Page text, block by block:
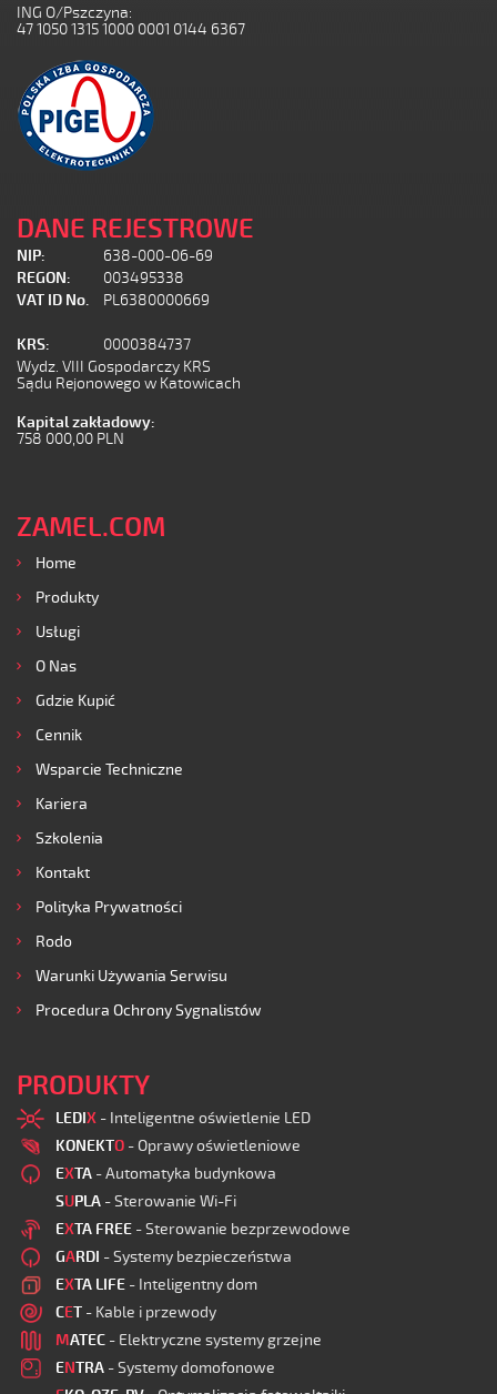
ING O/Pszczyna:
47 1050 1315 1000 0001 0144 6367
DANE REJESTROWE
NIP:
638-000-06-69
REGON:
003495338
VAT ID No.
PL6380000669
KRS:
0000384737
Wydz. VIII Gospodarczy KRS
Sądu Rejonowego w Katowicach
Kapital zakładowy:
758 000,00 PLN
ZAMEL.COM
Home
Produkty
Usługi
O Nas
Gdzie Kupić
Cennik
Wsparcie Techniczne
Kariera
Szkolenia
Kontakt
Polityka Prywatności
Rodo
Warunki Używania Serwisu
Procedura Ochrony Sygnalistów
PRODUKTY
LEDIX - Inteligentne oświetlenie LED
KONEKTO - Oprawy oświetleniowe
EXTA - Automatyka budynkowa
SUPLA - Sterowanie Wi-Fi
EXTA FREE - Sterowanie bezprzewodowe
GARDI - Systemy bezpieczeństwa
EXTA LIFE - Inteligentny dom
CET - Kable i przewody
MATEC - Elektryczne systemy grzejne
ENTRA - Systemy domofonowe